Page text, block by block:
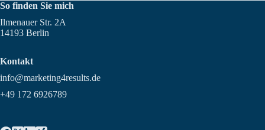
So finden Sie mich
Ilmenauer Str. 2A
14193 Berlin
Kontakt
info@marketing4results.de
+49 172 6926789